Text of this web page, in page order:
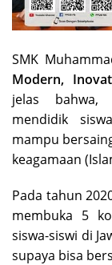
SMK
Modern,
jelas bahwa,
mendidik
mampu
keagamaan
Pada tahun
membuka 5
siswa-siswi di
supaya bisa